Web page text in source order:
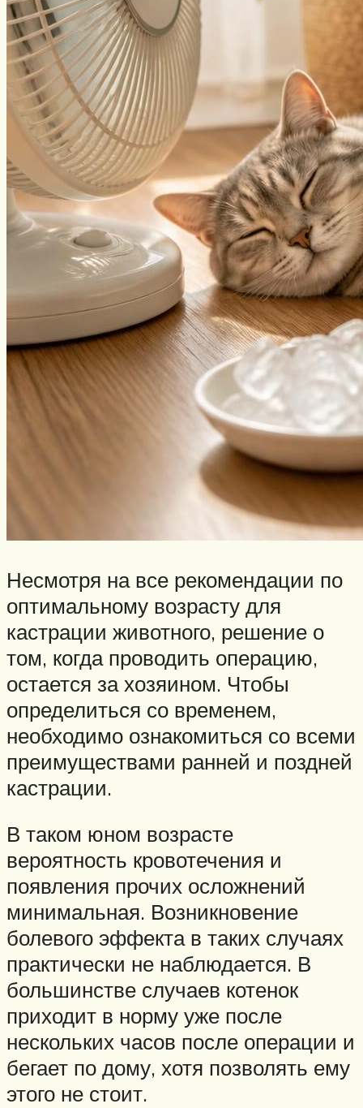
Несмотря на все рекомендации по
оптимальному возрасту для
кастрации животного, решение о
том, когда проводить операцию,
остается за хозяином. Чтобы
определиться со временем,
необходимо ознакомиться со всеми
преимуществами ранней и поздней
кастрации.
В таком юном возрасте
вероятность кровотечения и
появления прочих осложнений
минимальная. Возникновение
болевого эффекта в таких случаях
практически не наблюдается. В
большинстве случаев котенок
приходит в норму уже после
нескольких часов после операции и
бегает по дому, хотя позволять ему
этого не стоит.